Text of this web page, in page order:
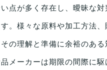
点が多く存在し、曖昧な対
。様々な原料や加工方法、
の理解と準備に余裕のある
メーカーは期限の間際に駆